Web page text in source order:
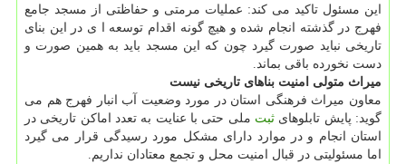
این مسئول تاكید می كند: عملیات مرمتی و حفاظتی از مسجد جامع
فهرج در گذشته انجام شده و هیچ گونه اقدام توسعه ا ی در این بنای
تاریخی نباید صورت گیرد چون كه این مسجد باید به همین صورت و
دست نخورده باقی بماند.
میراث متولی امنیت بناهای تاریخی نیست
معاون میراث فرهنگی استان در مورد وضعیت آب انبار فهرج هم می
گوید: پایش تابلوهای ثبت ملی حتی با عنایت به تعدد اماكن تاریخی در
استان انجام و در موارد دارای مشكل مورد رسیدگی قرار می گیرد
اما مسئولیتی در قبال امنیت محل و تجمع معتادان نداریم.